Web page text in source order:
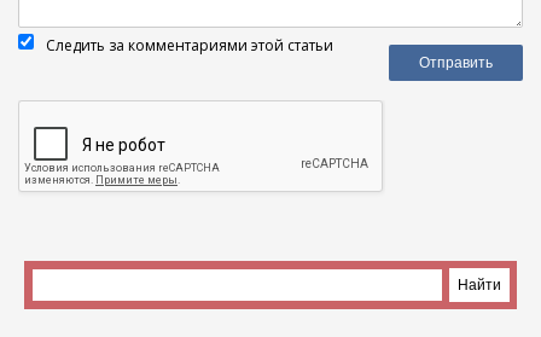
Следить за комментариями этой статьи